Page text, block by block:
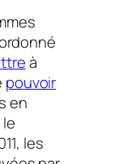
à
pouvoir
en
le
les